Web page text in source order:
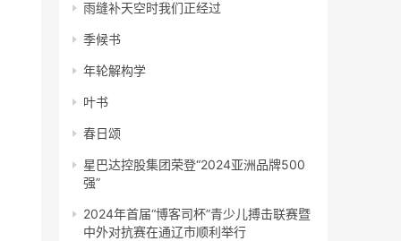
雨缝补天空时我们正经过
季候书
年轮解构学
叶书
春日颂
星巴达控股集团荣登“2024亚洲品牌500
强”
2024年首届“博客司杯”青少儿搏击联赛暨
中外对抗赛在通辽市顺利举行